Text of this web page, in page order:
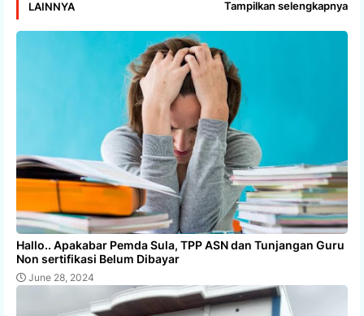
LAINNYA Tampilkan selengkapnya
Hallo.. Apakabar Pemda Sula, TPP ASN dan Tunjangan Guru
Non sertifikasi Belum Dibayar
June 28, 2024